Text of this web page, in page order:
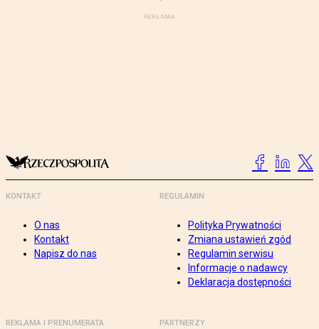
KONTAKT
O nas
Kontakt
Napisz do nas
REGULAMIN
Polityka Prywatności
Zmiana ustawień zgód
Regulamin serwisu
Informacje o nadawcy
Deklaracja dostępności
REKLAMA I PRENUMERATA PARTNERZY